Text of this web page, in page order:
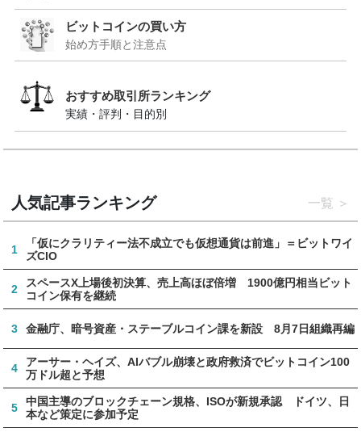
ビットコインの買い方
始め方手順と注意点
おすすめ取引所ランキング
実績・評判・目的別
人気記事ランキング 一覧
1
「仮にクラリティー法不成立でも仮想通貨は前進」＝ビットワイ
ズCIO
2
スペースX上場後初決算、売上高ほぼ倍増 1900億円相当ビット
コイン保有を継続
3 金融庁、暗号資産・ステーブルコイン課を新設 8月7日組織再編
4
アーサー・ヘイズ、AIバブル崩壊と政府救済でビットコイン100
万ドル超と予想
5
中国主導のブロックチェーン規格、ISOが新規承認 ドイツ、日
本など策定に参加予定